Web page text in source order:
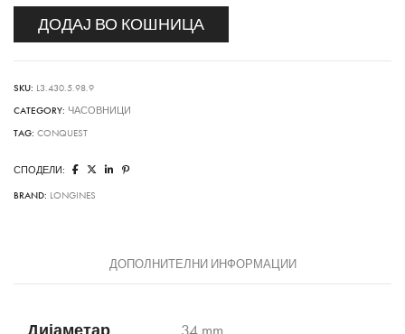
ДОДАЈ ВО КОШНИЦА
SKU: L3.430.5.98.9
CATEGORY: ЧАСОВНИЦИ
TAG: CONQUEST
СПОДЕЛИ:
BRAND: LONGINES
ДОПОЛНИТЕЛНИ ИНФОРМАЦИИ